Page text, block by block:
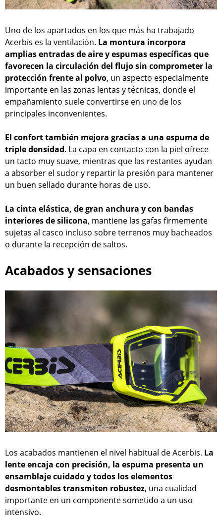
Uno de los apartados en los que más ha trabajado
Acerbis es la ventilación. La montura incorpora
amplias entradas de aire y espumas específicas que
favorecen la circulación del flujo sin comprometer la
protección frente al polvo, un aspecto especialmente
importante en las zonas lentas y técnicas, donde el
empañamiento suele convertirse en uno de los
principales inconvenientes.
El confort también mejora gracias a una espuma de
triple densidad. La capa en contacto con la piel ofrece
un tacto muy suave, mientras que las restantes ayudan
a absorber el sudor y repartir la presión para mantener
un buen sellado durante horas de uso.
La cinta elástica, de gran anchura y con bandas
interiores de silicona, mantiene las gafas firmemente
sujetas al casco incluso sobre terrenos muy bacheados
o durante la recepción de saltos.
Acabados y sensaciones
Los acabados mantienen el nivel habitual de Acerbis. La
lente encaja con precisión, la espuma presenta un
ensamblaje cuidado y todos los elementos
desmontables transmiten robustez, una cualidad
importante en un componente sometido a un uso
intensivo.